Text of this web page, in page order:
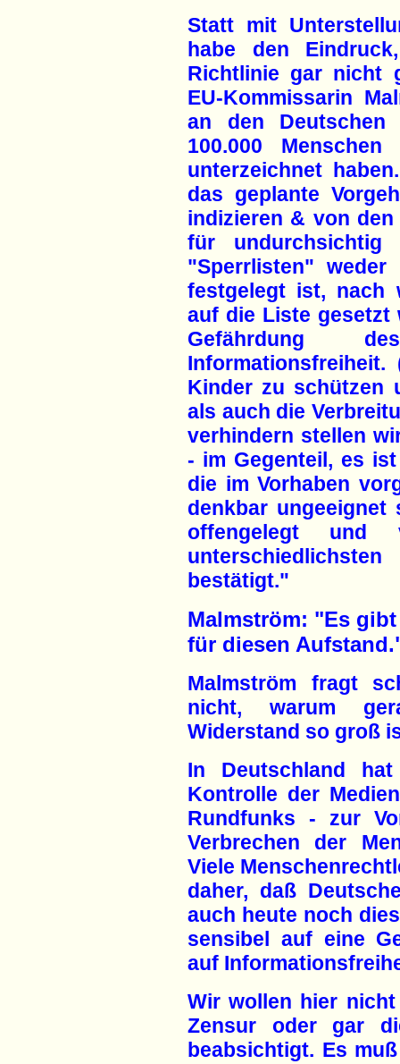
Statt mit
habe den
Richtlinie gar nicht
EU-Kommissarin
an den Deutschen
100.000
unterzeichnet
das geplante
indizieren & von
für
"Sperrlisten"
festgelegt ist, nach
auf die Liste gesetzt
Gefährdung
Kinder zu schützen
als auch die
verhindern stellen
- im Gegenteil, es
die im Vorhaben
denkbar ungeeignet
offengelegt
bestätigt."
Malmström: "Es
für diesen
Malmström fragt
nicht, warum
Widerstand so groß
In Deutschland
Kontrolle der
Rundfunks - zur
Verbrechen der
Viele
daher, daß
auch heute noch
sensibel auf eine
auf
Wir wollen hier
Zensur oder gar
beabsichtigt. Es